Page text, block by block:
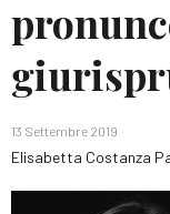
13 Settembre 2019
Elisabetta Costanza